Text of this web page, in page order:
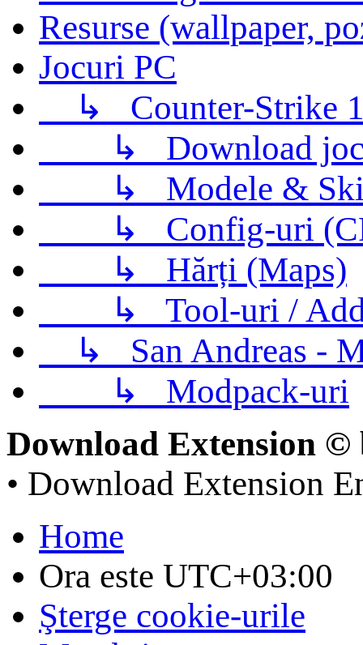
Resurse (wallpaper,
Jocuri PC
↳ Counter-Strike
↳ Download
↳ Modele &
↳ Config-uri
↳ Hărți (Maps)
↳ Tool-uri /
↳ San Andreas -
↳ Modpack-uri
Download Extension
• Download Extension
Home
Ora este UTC+03:00
Şterge cookie-urile